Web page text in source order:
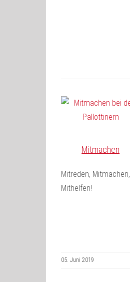
Mitmachen
Mitreden, Mitmachen,
Mithelfen!
05. Juni 2019